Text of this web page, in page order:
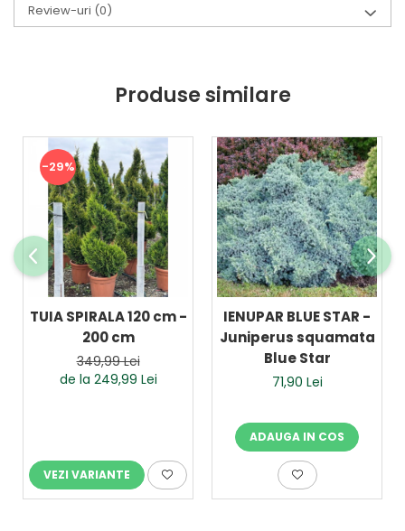
Review-uri (0)
Produse similare
-29%
TUIA SPIRALA 120 cm -
200 cm
349,99 Lei
de la 249,99 Lei
VEZI VARIANTE
IENUPAR BLUE STAR -
Juniperus squamata
Blue Star
71,90 Lei
ADAUGA IN COS